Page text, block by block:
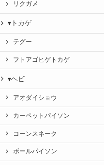
リクガメ
▾トカゲ
テグー
フトアゴヒゲトカゲ
▾ヘビ
アオダイショウ
カーペットパイソン
コーンスネーク
ボールパイソン